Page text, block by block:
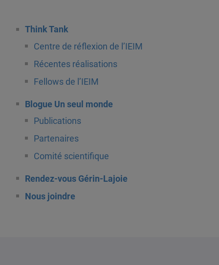
Think Tank
Centre de réflexion de l’IEIM
Récentes réalisations
Fellows de l’IEIM
Blogue Un seul monde
Publications
Partenaires
Comité scientifique
Rendez-vous Gérin-Lajoie
Nous joindre